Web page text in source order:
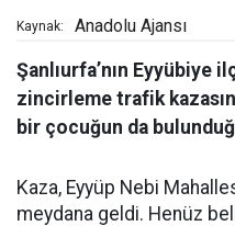
Kaynak: Anadolu Ajansı
Şanlıurfa’nın Eyyübiye
zincirleme trafik
bir çocuğun da
Kaza, Eyyüp Nebi
meydana geldi. Henüz